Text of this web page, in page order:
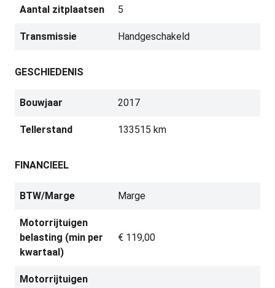
Aantal zitplaatsen 5
Transmissie Handgeschakeld
GESCHIEDENIS
Bouwjaar 2017
Tellerstand 133515 km
FINANCIEEL
BTW/Marge Marge
Motorrijtuigen
belasting (min per
kwartaal)
€ 119,00
Motorrijtuigen